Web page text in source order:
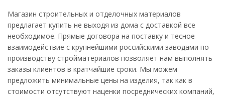
Магазин строительных и отделочных материалов
предлагает купить не выходя из дома с доставкой все
необходимое. Прямые договора на поставку и тесное
взаимодействие с крупнейшими российскими заводами по
производству стройматериалов позволяет нам выполнять
заказы клиентов в кратчайшие сроки. Мы можем
предложить минимальные цены на изделия, так как в
стоимости отсутствуют наценки посреднических компаний,